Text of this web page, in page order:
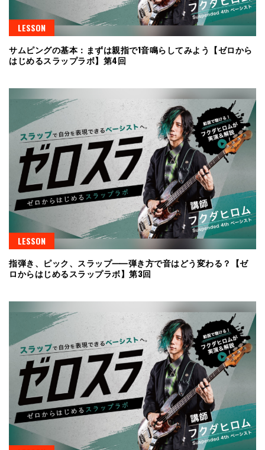
LESSON
サムピングの基本：まずは親指で1音鳴らしてみよう【ゼロから
はじめるスラップラボ】第4回
LESSON
指弾き、ピック、スラップ⸺弾き方で音はどう変わる？【ゼ
ロからはじめるスラップラボ】第3回